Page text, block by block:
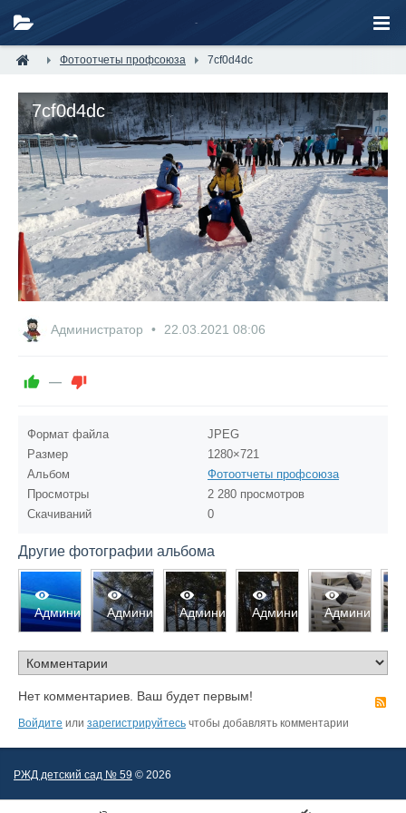
Фотоотчеты профсоюза 7cf0d4dc
7cf0d4dc
Администратор 22.03.2021 08:06
—
Формат файла
JPEG
Размер
1280×721
Альбом
Фотоотчеты профсоюза
Просмотры
2 280 просмотров
Скачиваний
0
Другие фотографии альбома
2668
0
Администратор
2615
0
Администратор
2647
0
Администратор
2654
0
Администратор
2602
0
Нет комментариев. Ваш будет первым!
Войдите или зарегистрируйтесь чтобы добавлять комментарии
РЖД детский сад № 59 © 2026